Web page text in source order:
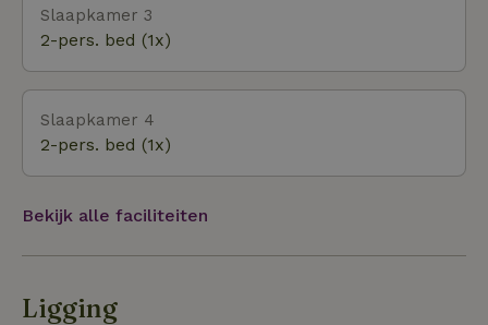
huren. Neem hiervoor alstublieft contact met ons
op, en wij zullen u graag verder helpen.
Slaapkamer 3
2-pers. bed (1x)
Slaapkamer 4
2-pers. bed (1x)
Bekijk alle faciliteiten
Ligging